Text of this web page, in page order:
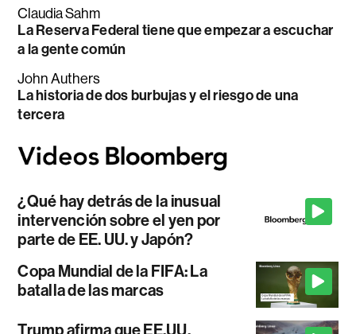
Claudia Sahm
La Reserva Federal tiene que empezar a escuchar
a la gente común
John Authers
La historia de dos burbujas y el riesgo de una
tercera
¿Qué hay detrás de la inusual
intervención sobre el yen por
parte de EE. UU. y Japón?
Copa Mundial de la FIFA: La
batalla de las marcas